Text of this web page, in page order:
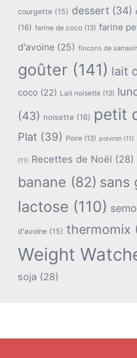
courgette (15) dessert (34)
(16) farine de coco (13) farine
d'avoine (25) flocons de sarrasin
goûter (141) lait
coco (22) Lait noisette (13)
(43) noisette (16) petit
Plat (39) Poire (13) poivron (11)
(11) Recettes de Noël (28)
banane (82) sans
lactose (110)
d'avoine (15) thermomix
Weight
soja (28)